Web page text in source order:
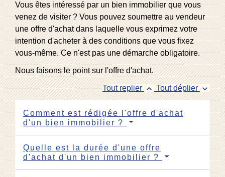
Vous êtes intéressé par un bien immobilier que vous
venez de visiter ? Vous pouvez soumettre au vendeur
une offre d'achat dans laquelle vous exprimez votre
intention d'acheter à des conditions que vous fixez
vous-même. Ce n'est pas une démarche obligatoire.
Nous faisons le point sur l'offre d'achat.
Tout replier keyboard_arrow_up Tout déplier keyboard_arrow_down
Comment est rédigée l'offre d'achat
d'un bien immobilier ?
Quelle est la durée d'une offre
d'achat d'un bien immobilier ?